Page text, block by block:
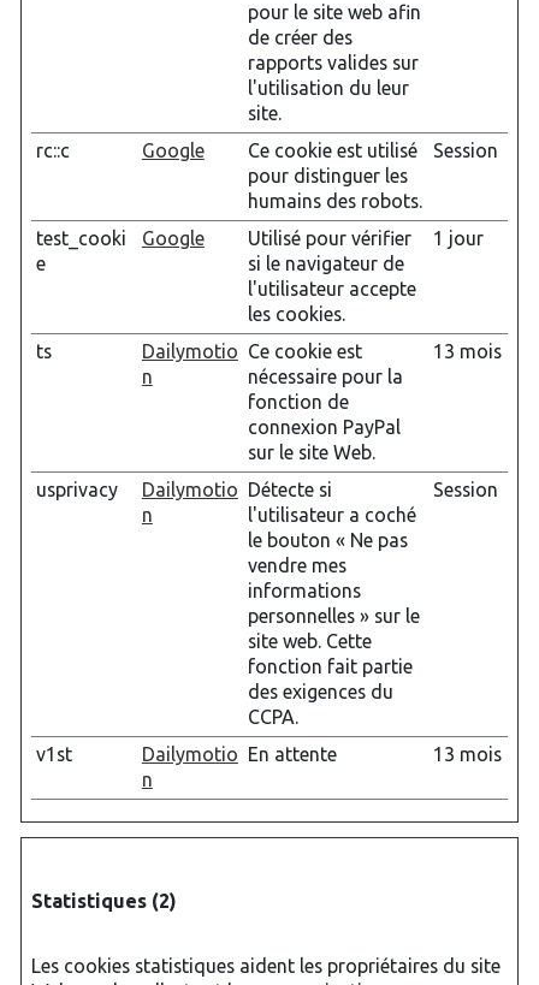
pour le site web afin
de créer des
rapports valides sur
l'utilisation du leur
site.
rc::c Google
Ce cookie est utilisé
pour distinguer les
humains des robots.
Session
test_cooki
e
Google
Utilisé pour vérifier
si le navigateur de
l'utilisateur accepte
les cookies.
1 jour
ts
Dailymotio
n
Ce cookie est
nécessaire pour la
fonction de
connexion PayPal
sur le site Web.
13 mois
usprivacy
Dailymotio
n
Détecte si
l'utilisateur a coché
le bouton « Ne pas
vendre mes
informations
personnelles » sur le
site web. Cette
fonction fait partie
des exigences du
CCPA.
Session
v1st
Dailymotio
n
En attente 13 mois
Statistiques (2)
Les cookies statistiques aident les propriétaires du site